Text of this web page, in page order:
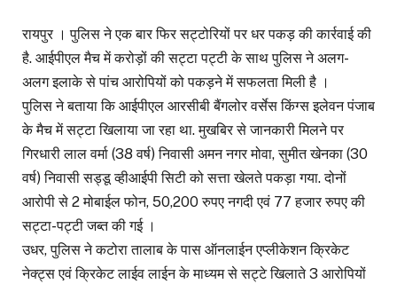
रायपुर । पुलिस ने एक बार फिर सट्टोरियों पर धर पकड़ की कार्रवाई की
है. आईपीएल मैच में करोड़ों की सट्टा पट्टी के साथ पुलिस ने अलग-
अलग इलाके से पांच आरोपियों को पकड़ने में सफलता मिली है ।
पुलिस ने बताया कि आईपीएल आरसीबी बैंगलोर वर्सेस किंग्स इलेवन पंजाब
के मैच में सट्टा खिलाया जा रहा था. मुखबिर से जानकारी मिलने पर
गिरधारी लाल वर्मा (38 वर्ष) निवासी अमन नगर मोवा, सुमीत खेनका (30
वर्ष) निवासी सड्डू व्हीआईपी सिटी को सत्ता खेलते पकड़ा गया. दोनों
आरोपी से 2 मोबाईल फोन, 50,200 रुपए नगदी एवं 77 हजार रुपए की
सट्टा-पट्टी जब्त की गई ।
उधर, पुलिस ने कटोरा तालाब के पास ऑनलाईन एप्लीकेशन क्रिकेट
नेक्ट्स एवं क्रिकेट लाईव लाईन के माध्यम से सट्टे खिलाते 3 आरोपियों